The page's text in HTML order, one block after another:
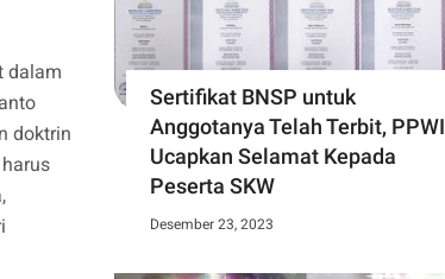
dalam
doktrin
Sertifikat BNSP untuk
Anggotanya Telah Terbit, PPWI
Ucapkan Selamat Kepada
Peserta SKW
Desember 23, 2023